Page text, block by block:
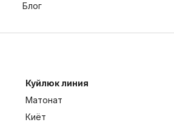
Блог
Куйлюк линия
Матонат
Киёт